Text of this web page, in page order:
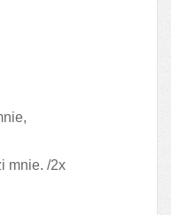
mnie. /2x